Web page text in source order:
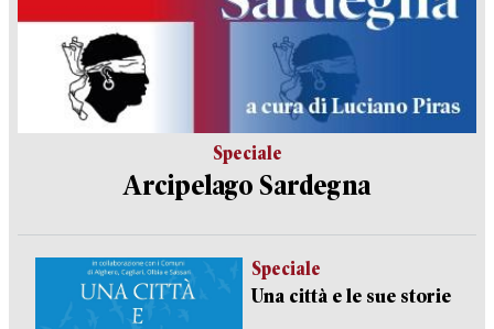
Speciale
Arcipelago Sardegna
Speciale
Una città e le sue storie